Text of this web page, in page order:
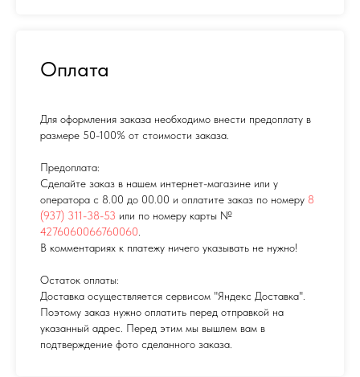
Оплата
Для оформления заказа необходимо внести предоплату в
размере 50-100% от стоимости заказа.
Предоплата:
Сделайте заказ в нашем интернет-магазине или у
оператора с 8.00 до 00.00 и оплатите заказ по номеру 8
(937) 311-38-53 или по номеру карты №
4276060066760060
В комментариях к платежу ничего указывать не нужно!
Остаток оплаты:
Доставка осуществляется сервисом "Яндекс Доставка".
Поэтому заказ нужно оплатить перед отправкой на
указанный адрес. Перед этим мы вышлем вам в
подтверждение фото сделанного заказа.